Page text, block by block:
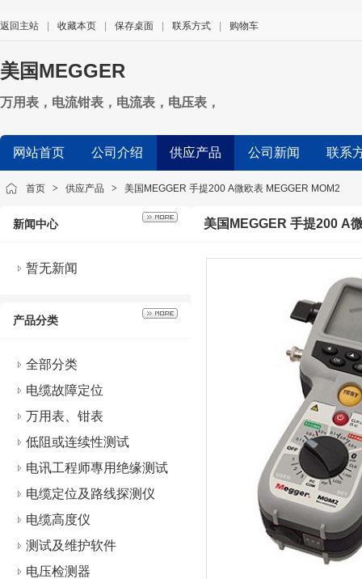
返回主站 收藏本页 保存桌面 联系方式 购物车
美国MEGGER
万用表，电流钳表，电流表，电压表，
网站首页 公司介绍 供应产品 公司新闻 联系
首页 > 供应产品 > 美国MEGGER 手提200 A微欧表 MEGGER MOM2
新闻中心
暂无新闻
产品分类
全部分类
电缆故障定位
万用表、钳表
低阻或连续性测试
电讯工程师專用绝缘测试
仪
电缆定位及路线探测仪
电缆高度仪
测试及维护软件
电压检测器
美国MEGGER 手提200 A